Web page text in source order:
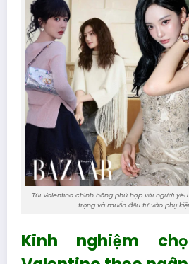
Túi Valentino chính hãng phù hợp với người
trọng và muốn đầu tư vào phụ
Kinh nghiệm